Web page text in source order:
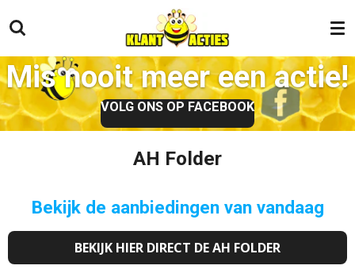
direct
naar
de
hoofdinhoud
Mis nooit meer een actie!
VOLG ONS OP FACEBOOK
AH Folder
Bekijk de aanbiedingen van vandaag
BEKIJK HIER DIRECT DE AH FOLDER